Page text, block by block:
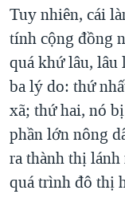
Tuy nhiên, cái
tính cộng đồng
quá khứ lâu,
ba lý do: thứ
xã; thứ hai, nó
phần lớn nông
ra thành thị
quá trình đô thị